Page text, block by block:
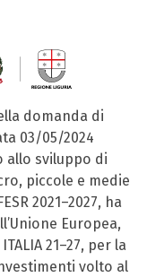
domanda di
03/05/2024
allo sviluppo di
piccole e medie
2021–2027, ha
Europea,
21–27, per la
volto al